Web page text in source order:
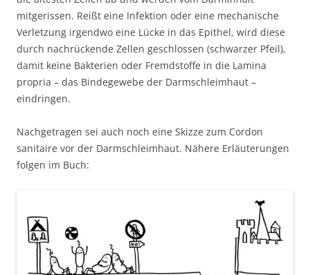
mitgerissen. Reißt eine Infektion oder eine mechanische
Verletzung irgendwo eine Lücke in das Epithel, wird diese
durch nachrückende Zellen geschlossen (schwarzer Pfeil),
damit keine Bakterien oder Fremdstoffe in die Lamina
propria – das Bindegewebe der Darmschleimhaut –
eindringen.
Nachgetragen sei auch noch eine Skizze zum Cordon
sanitaire vor der Darmschleimhaut. Nähere Erläuterungen
folgen im Buch: